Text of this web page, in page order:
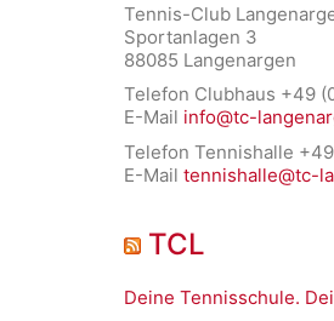
Tennis-Club
Sportanlagen 3
88085 Langenargen
Telefon Clubhaus +49
E-Mail info@tc-
Telefon Tennishalle
E-Mail tennishalle@tc-
TCL
Deine Tennisschule.